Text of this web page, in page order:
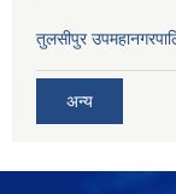
तुलसीपुर
अन्य